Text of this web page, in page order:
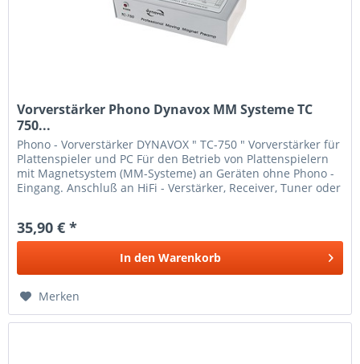
Vorverstärker Phono Dynavox MM Systeme TC
750...
Phono - Vorverstärker DYNAVOX " TC-750 " Vorverstärker für
Plattenspieler und PC Für den Betrieb von Plattenspielern
mit Magnetsystem (MM-Systeme) an Geräten ohne Phono -
Eingang. Anschluß an HiFi - Verstärker, Receiver, Tuner oder
35,90 € *
In den Warenkorb
Merken